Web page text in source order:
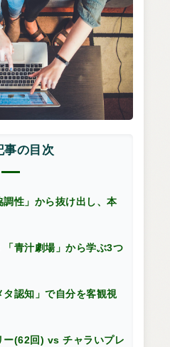
事の目次
性」から抜け出し、本
「青汁劇場」から学ぶ3つ
認知」で自分を客観視
ー(62回) vs チャラいプレ